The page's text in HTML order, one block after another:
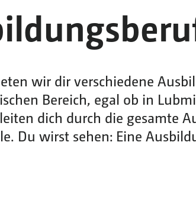
wir dir verschiedene
Bereich, egal ob in
dich durch die gesamte
Du wirst sehen: Eine